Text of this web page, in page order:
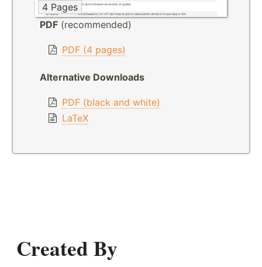
4 Pages
PDF (recommended)
PDF (4 pages)
Alternative Downloads
PDF (black and white)
LaTeX
Created By